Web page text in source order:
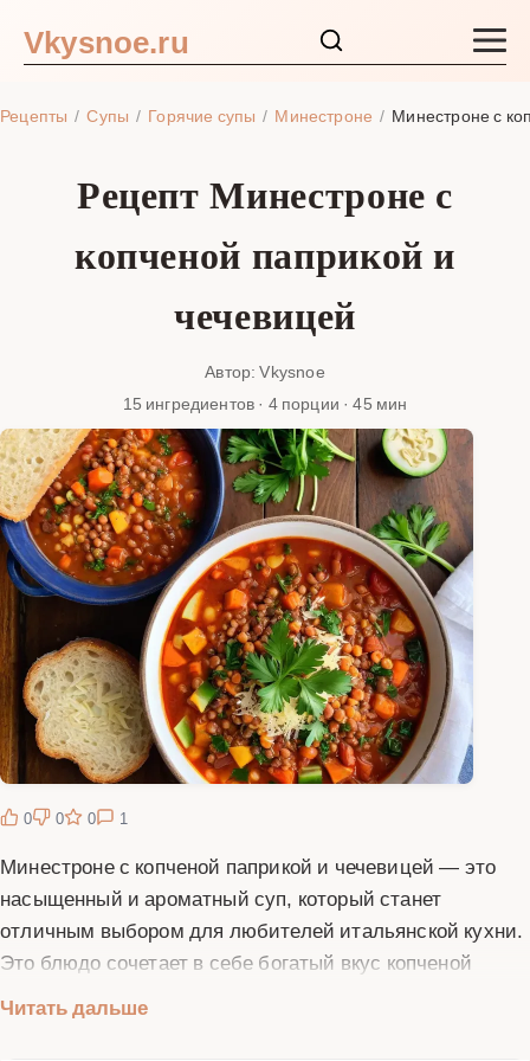
Vkysnoe.ru
Рецепты Супы Горячие супы Минестроне Минестроне с
Рецепт Минестроне с
копченой паприкой и
чечевицей
Автор: Vkysnoe
15 ингредиентов · 4 порции · 45 мин
0 0 0 1
Минестроне с копченой паприкой и чечевицей — это
насыщенный и ароматный суп, который станет
отличным выбором для любителей итальянской кухни.
Это блюдо сочетает в себе богатый вкус копченой
Минестроне традиционно готовится с использованием
Читать дальше